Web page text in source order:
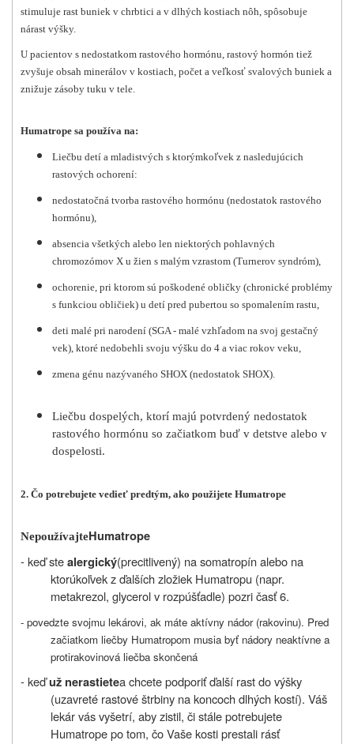
stimuluje rast buniek v chrbtici a v dlhých kostiach nôh, spôsobuje
nárast výšky.
U pacientov s nedostatkom rastového hormónu, rastový hormón tiež
zvyšuje obsah minerálov v kostiach, počet a veľkosť svalových buniek a
znižuje zásoby tuku v tele.
Humatrope sa používa na:
Liečbu detí a mladistvých s ktorýmkoľvek z nasledujúcich
rastových ochorení:
nedostatočná tvorba rastového hormónu (nedostatok rastového
hormónu),
absencia všetkých alebo len niektorých pohlavných
chromozómov X u žien s malým vzrastom (Turnerov syndróm),
ochorenie, pri ktorom sú poškodené obličky (chronické problémy
s funkciou obličiek) u detí pred pubertou so spomalením rastu,
deti malé pri narodení (SGA - malé vzhľadom na svoj gestačný
vek), ktoré nedobehli svoju výšku do 4 a viac rokov veku,
zmena génu nazývaného SHOX (nedostatok SHOX).
Liečbu dospelých, ktorí majú potvrdený nedostatok
rastového hormónu so začiatkom buď v detstve alebo v
dospelosti.
2. Čo potrebujete vedieť predtým, ako použijete Humatrope
NepoužívajteHumatrope
- keď stealergický(precitlivený) na somatropín alebo na
ktorúkoľvek z ďalších zložiek Humatropu (napr.
metakrezol, glycerol v rozpúšťadle) pozri časť 6.
- povedzte svojmu lekárovi, ak máte aktívny nádor (rakovinu). Pred
začiatkom liečby Humatropom musia byť nádory neaktívne a
protirakovinová liečba skončená
- keďuž nerastietea chcete podporiť ďalší rast do výšky
(uzavreté rastové štrbiny na koncoch dlhých kostí). Váš
lekár vás vyšetrí, aby zistil, či stále potrebujete
Humatrope po tom, čo Vaše kosti prestali rásť